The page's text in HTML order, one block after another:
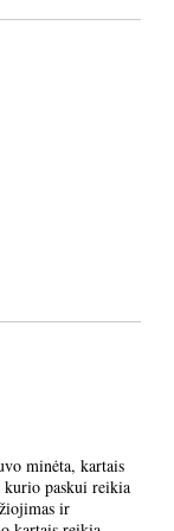
minėta, kartais
paskui reikia
ir